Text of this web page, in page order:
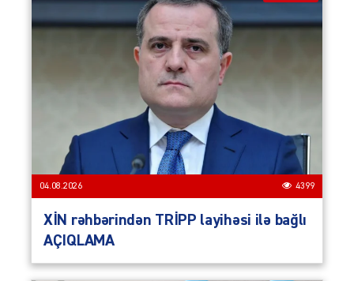
04.08.2026 4399
XİN rəhbərindən TRİPP layihəsi ilə bağlı
AÇIQLAMA